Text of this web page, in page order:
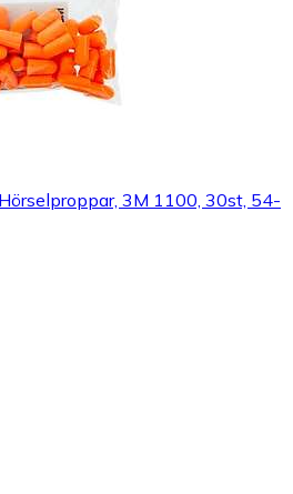
3M 1100, 30st, 54-